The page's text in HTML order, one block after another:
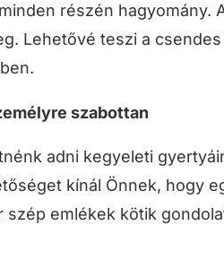
részén
Lehetővé teszi a
szabottan
adni kegyeleti
kínál Önnek, hogy
szép emlékek kötik